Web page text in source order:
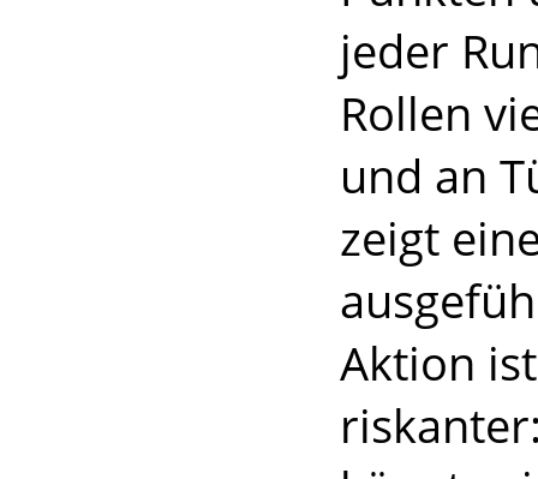
jeder
Rollen
und an
zeigt
Aktion